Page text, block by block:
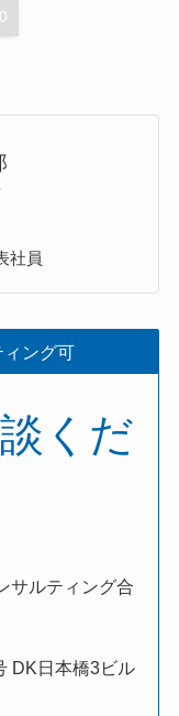
社員
ィング可
くだ
サルティング合
DK日本橋3ビル